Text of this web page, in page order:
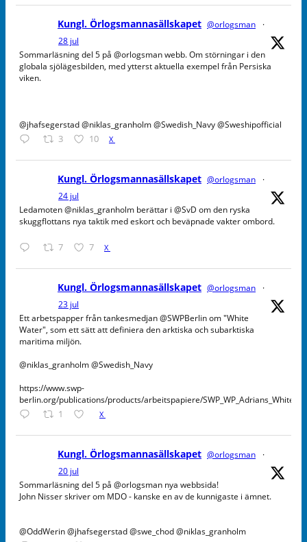
Kungl. Örlogsmannasällskapet @orlogsman
·
28 jul
Sommarläsning del 5 på @orlogsman webb. Om störningar i den
globala sjölägesbilden, med ytterst aktuella exempel från Persiska
viken.
@jhafsegerstad @niklas_granholm @Swedish_Navy @Sweshipofficial
3 10 X
Kungl. Örlogsmannasällskapet @orlogsman
·
24 jul
Ledamoten @niklas_granholm berättar i @SvD om den ryska
skuggflottans nya taktik med eskort och beväpnade vakter ombord.
7 7 X
Kungl. Örlogsmannasällskapet @orlogsman
·
23 jul
Ett arbetspapper från tankesmedjan @SWPBerlin om "White
Water", som ett sätt att definiera den arktiska och subarktiska
maritima miljön.
@niklas_granholm @Swedish_Navy
https://www.swp-
berlin.org/publications/products/arbeitspapiere/
1 X
Kungl. Örlogsmannasällskapet @orlogsman
·
20 jul
Sommarläsning del 5 på @orlogsman nya webbsida!
John Nisser skriver om MDO - kanske en av de kunnigaste i ämnet.
@OddWerin @jhafsegerstad @swe_chod @niklas_granholm